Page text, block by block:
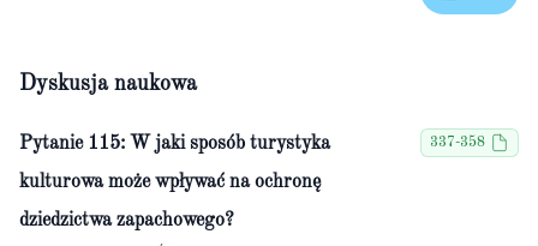
Dyskusja naukowa
Pytanie 115: W jaki sposób turystyka
kulturowa może wpływać na ochronę
dziedzictwa zapachowego?
337-358